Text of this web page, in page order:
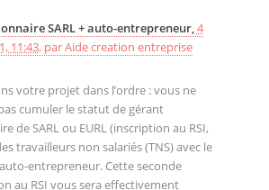
SARL + auto-entrepreneur,4
11:43, parAide creation entreprise
votre projet dans l’ordre : vous ne
cumuler le statut de gérant
de SARL ou EURL (inscription au RSI,
travailleurs non salariés (TNS) avec le
entrepreneur. Cette seconde
au RSI vous sera effectivement